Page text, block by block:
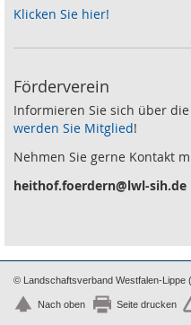
Klicken Sie hier!
Förderverein
Informieren Sie sich über
werden Sie Mitglied!
Nehmen Sie gerne Kontakt
heithof.foerdern@lwl-sih.de
© Landschaftsverband Westfalen-Lippe
Nach oben Seite drucken